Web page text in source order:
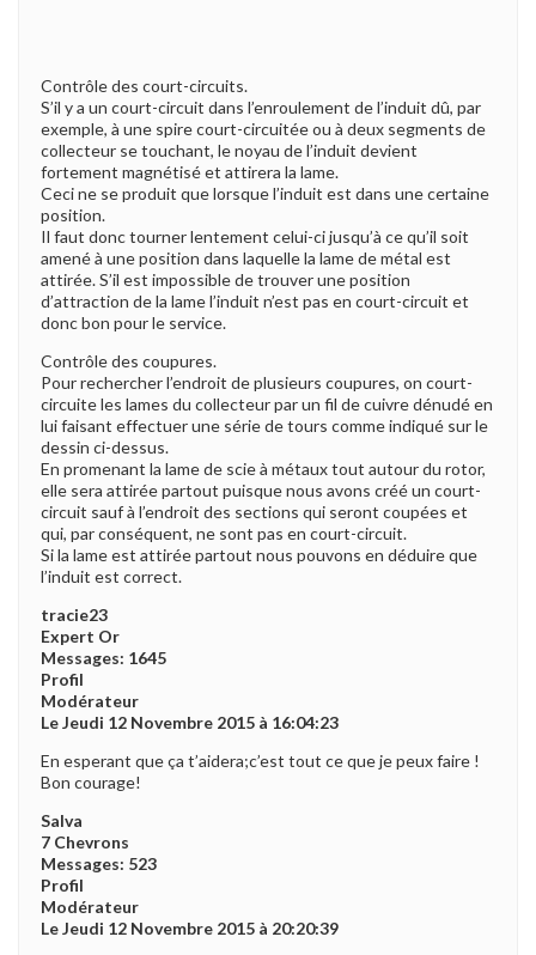
Contrôle des court-circuits.
S’il y a un court-circuit dans l’enroulement de l’induit dû, par
exemple, à une spire court-circuitée ou à deux segments de
collecteur se touchant, le noyau de l’induit devient
fortement magnétisé et attirera la lame.
Ceci ne se produit que lorsque l’induit est dans une certaine
position.
Il faut donc tourner lentement celui-ci jusqu’à ce qu’il soit
amené à une position dans laquelle la lame de métal est
attirée. S’il est impossible de trouver une position
d’attraction de la lame l’induit n’est pas en court-circuit et
donc bon pour le service.
Contrôle des coupures.
Pour rechercher l’endroit de plusieurs coupures, on court-
circuite les lames du collecteur par un fil de cuivre dénudé en
lui faisant effectuer une série de tours comme indiqué sur le
dessin ci-dessus.
En promenant la lame de scie à métaux tout autour du rotor,
elle sera attirée partout puisque nous avons créé un court-
circuit sauf à l’endroit des sections qui seront coupées et
qui, par conséquent, ne sont pas en court-circuit.
Si la lame est attirée partout nous pouvons en déduire que
l’induit est correct.
tracie23
Expert Or
Messages: 1645
Profil
Modérateur
Le Jeudi 12 Novembre 2015 à 16:04:23
En esperant que ça t’aidera;c’est tout ce que je peux faire !
Bon courage!
Salva
7 Chevrons
Messages: 523
Profil
Modérateur
Le Jeudi 12 Novembre 2015 à 20:20:39